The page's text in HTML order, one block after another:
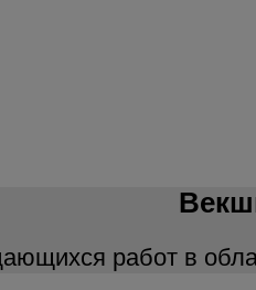
работ в